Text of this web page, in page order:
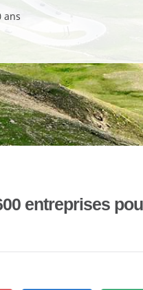
ans
entreprises